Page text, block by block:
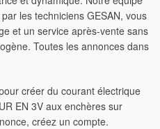
les techniciens GESAN, vous
et un service après-vente sans
Toutes les annonces dans
créer du courant électrique
EN 3V aux enchères sur
créez un compte.